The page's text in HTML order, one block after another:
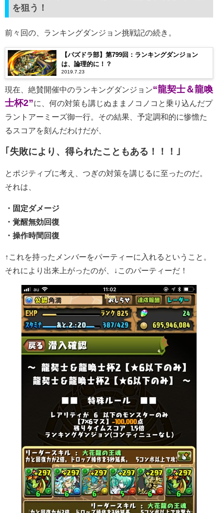
を狙う！
前々回の、ランキングダンジョン挑戦記の続き。
【パズドラ部】第799回：ランキングダンジョン
は、論理的に！？
2019.7.23
現在、絶賛開催中のランキングダンジョン“龍契士＆龍喚
士杯2”に、何の対策も講じぬままノコノコと乗り込んだプ
ラントアーミーズ御一行。その結果、予定調和的に惨憺た
るスコアを刻んだわけだが、
｢失敗により、得られたこともある！！！｣
とポジティブに考え、つぎの対策を講じるに至ったのだ。
それは、
・固定ダメージ
・覚醒無効回復
・操作時間回復
↑これを持ったメンバーをパーティーに入れるということ。
それにより出来上がったのが、↓このパーティーだ！